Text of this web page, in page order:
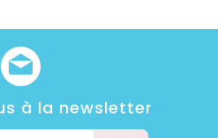
à la newsletter